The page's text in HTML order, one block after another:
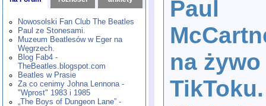
,1982,1983 ,1984,
1985,1986,1987 ,1988,1989,
1990, 1991,1992,1993
1995,1996 ,1997,1998 ,1999,
2000,2001, 2004
2005,2006, 2007
2010,2011,2012,2013,2014
2015,2016, 2017,
2020,2021,2022,2023,2024 ,
2025,2026
Nowosolski Fan Club The Beatles
Paul ze Stonesami.
Muzeum Beatlesów w Eger na
Węgrzech.
Blog Fab4 -
TheBeatles.blogspot.com
Beatles w Prasie
Za co cenimy Johna Lennona -
"Wprost" 1983 i 1985
„The Boys of Dungeon Lane” -
Paul
na
TikToku.